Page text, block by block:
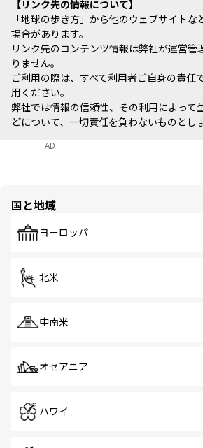
リンク先の情報について
「地球の歩き方」から他のウェブサイトな
場合があります。
リンク先のコンテンツ情報は弊社が運営管
りません。
ご利用の際は、すべて利用者ご自身の責任
用ください。
弊社では情報の信頼性、その利用によって
どについて、一切責任を負わないものとしま
AD
国と地域
ヨーロッパ
北米
中南米
オセアニア
ハワイ